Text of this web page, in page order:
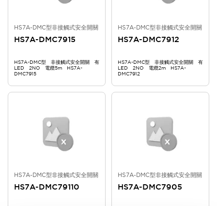
HS7A-DMC型非接觸式安全開關
HS7A-DMC7915
HS7A-DMC型 非接觸式安全開關 有
LED 2NO 電纜5m HS7A-
DMC7915
HS7A-DMC型非接觸式安全開關
HS7A-DMC7912
HS7A-DMC型 非接觸式安全開關 有
LED 2NO 電纜2m HS7A-
DMC7912
HS7A-DMC型非接觸式安全開關
HS7A-DMC79110
HS7A-DMC型非接觸式安全開關
HS7A-DMC7905